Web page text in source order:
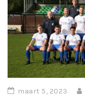
maart 5, 2023